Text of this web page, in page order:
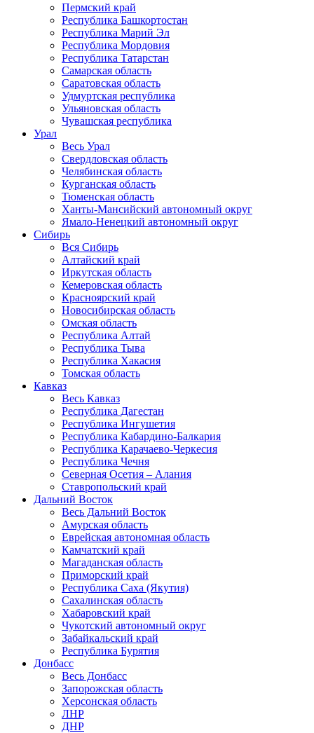
Пермский край
Республика Башкортостан
Республика Марий Эл
Республика Мордовия
Республика Татарстан
Самарская область
Саратовская область
Удмуртская республика
Ульяновская область
Чувашская республика
Урал
Весь Урал
Свердловская область
Челябинская область
Курганская область
Тюменская область
Ханты-Мансийский автономный округ
Ямало-Ненецкий автономный округ
Сибирь
Вся Сибирь
Алтайский край
Иркутская область
Кемеровская область
Красноярский край
Новосибирская область
Омская область
Республика Алтай
Республика Тыва
Республика Хакасия
Томская область
Кавказ
Весь Кавказ
Республика Дагестан
Республика Ингушетия
Республика Кабардино-Балкария
Республика Карачаево-Черкесия
Республика Чечня
Северная Осетия – Алания
Ставропольский край
Дальний Восток
Весь Дальний Восток
Амурская область
Еврейская автономная область
Камчатский край
Магаданская область
Приморский край
Республика Саха (Якутия)
Сахалинская область
Хабаровский край
Чукотский автономный округ
Забайкальский край
Республика Бурятия
Донбасс
Весь Донбасс
Запорожская область
Херсонская область
ЛНР
ДНР